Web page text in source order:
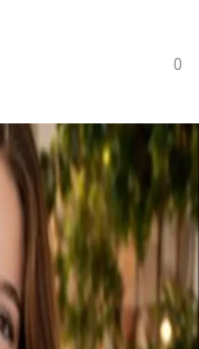
0